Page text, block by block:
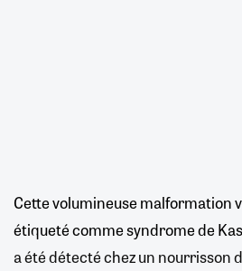
Cette volumineuse malformation
étiqueté comme syndrome de
a été détecté chez un nourrisson